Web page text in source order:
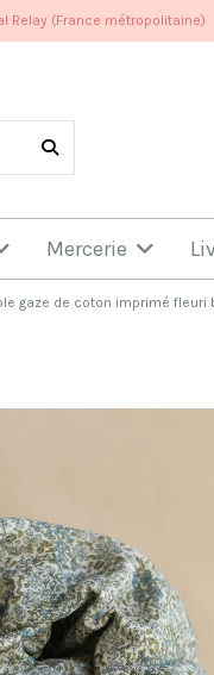
Relay (France métropolitaine)
Mercerie
gaze de coton imprimé fleuri